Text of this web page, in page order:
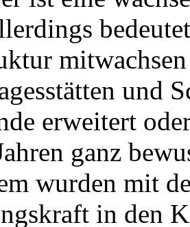
und
erweitert
ganz
wurden mit
in den